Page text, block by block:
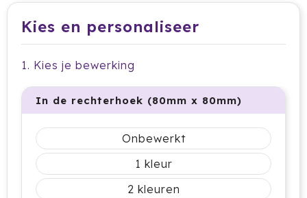
Reizen & Onderweg
Overige
Dag van de Medewerker
Dag van de Thuiswerker
ByOn
CamelBak
CaseLogic
Charles Dickens®
Circular&Co.
Circulware
Clique
Kies en personaliseer
1. Kies je bewerking
In de rechterhoek (80mm x 80mm)
Onbewerkt
1
2